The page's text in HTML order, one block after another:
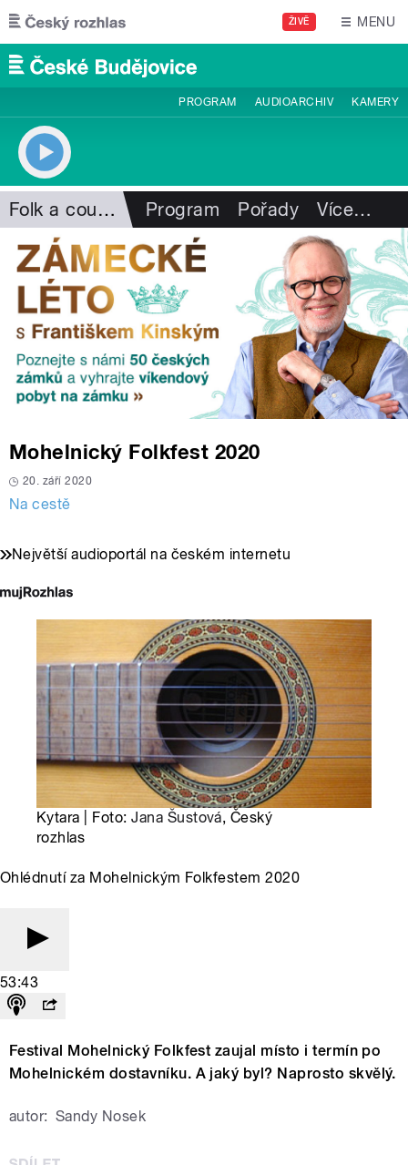
Přejít k hlavnímu obsahu
ŽIVĚ MENU
PROGRAM AUDIOARCHIV KAMERY
Folk a country Program Pořady Více…
Mohelnický Folkfest 2020
20. září 2020
Na cestě
Největší audioportál na českém internetu
Kytara | Foto:Jana Šustová, Český
rozhlas
Ohlédnutí za Mohelnickým Folkfestem 2020
53:43
Festival Mohelnický Folkfest zaujal místo i termín po
Mohelnickém dostavníku. A jaký byl? Naprosto skvělý.
autor: Sandy Nosek